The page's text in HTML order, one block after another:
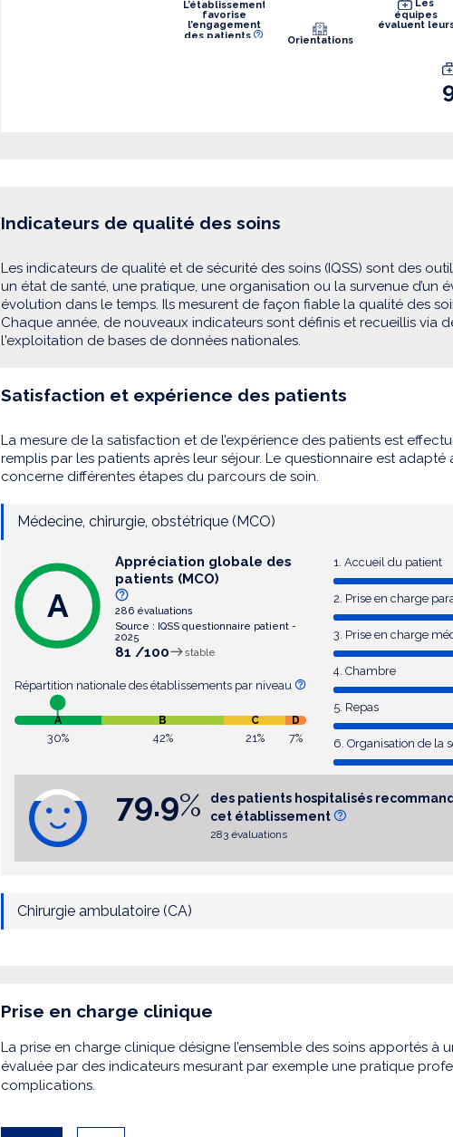
équipes
évaluent
Orientations
L’établissement
favorise
l’engagement
des patients
Indicateurs de qualité des soins
Les indicateurs de qualité et de sécurité des soins (IQSS) sont des
un état de santé, une pratique, une organisation ou la survenue d’un
évolution dans le temps. Ils mesurent de façon fiable la qualité des
Chaque année, de nouveaux indicateurs sont définis et recueillis via
l'exploitation de bases de données nationales.
Satisfaction et expérience des patients
La mesure de la satisfaction et de l’expérience des patients est
remplis par les patients après leur séjour. Le questionnaire est adapté
concerne différentes étapes du parcours de soin.
Médecine, chirurgie, obstétrique (MCO)
Appréciation globale des
patients (MCO)
286 évaluations
Source : IQSS questionnaire patient -
2025
81 /100 stable
A
Répartition nationale des établissements par niveau
A B C D
30% 42% 21% 7%
1. Accueil du patient
2. Prise en charge
3. Prise en charge
4. Chambre
5. Repas
6. Organisation de la
79.9%
des patients hospitalisés
cet établissement
283 évaluations
Chirurgie ambulatoire (CA)
Prise en charge clinique
La prise en charge clinique désigne l’ensemble des soins apportés à
évaluée par des indicateurs mesurant par exemple une pratique
complications.